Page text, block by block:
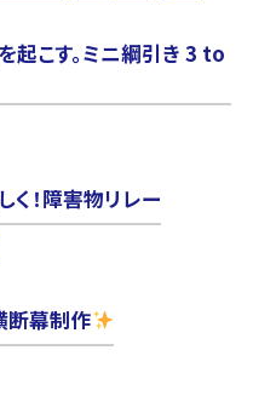
起こす。ミニ綱引き 3 to
く！障害物リレー
断幕制作